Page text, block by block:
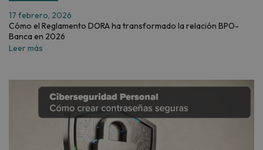
17 febrero, 2026
Cómo el Reglamento DORA ha transformado la relación BPO-
Banca en 2026
Leer más